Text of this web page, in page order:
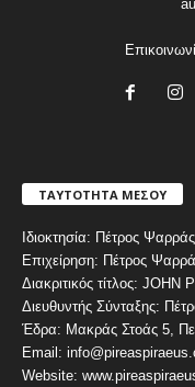
ΤΑΥΤΟΤΗΤΑ ΜΕΣΟΥ
Ιδιοκτησία: Πέτρος Ψαρράς
Επιχείρηση: Πέτρος
Διακριτικός τίτλος:
Διευθυντής Σύνταξης:
Έδρα: Μακράς Στοάς 5,
Email:
Website: